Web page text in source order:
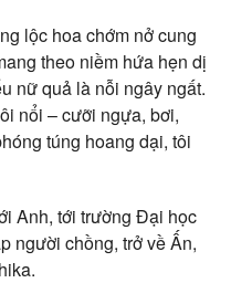
lộc hoa chớm nở cung
theo niềm hứa hẹn dị
nữ quả là nỗi ngây ngất.
nổi – cưỡi ngựa, bơi,
túng hoang dại, tôi
Anh, tới trường Đại học
người chồng, trở về Ấn,